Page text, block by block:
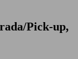
Pick-up,